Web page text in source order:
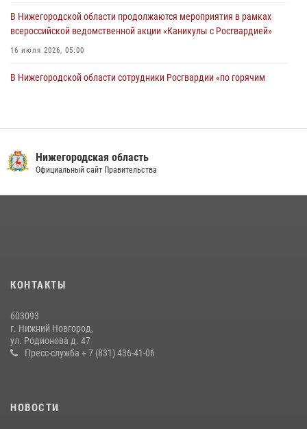
В Нижегородской области продолжаются мероприятия в рамках
всероссийской ведомственной акции «Каникулы с Росгвардией»
16 июля 2026, 05:00
В Нижегородской области сотрудники Росгвардии «по горячим
Суперкубка России в Нижнем Новгороде
20 июля 2026, 13:55 2
праздником
Нижегородские росгвардейцы за прошедшую неделю выезжали
более 750 раз по сигналу «тревога»
Нижегородская область
Официальный сайт Правительства
КОНТАКТЫ
603093
г. Нижний Новгород,
ул. Родионова д. 47
Пресс-служба + 7 (831) 436-41-06
НОВОСТИ